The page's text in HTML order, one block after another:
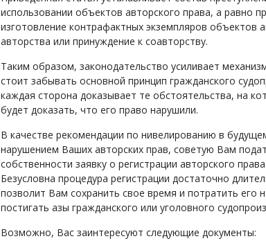
использовании объектов авторского права, а равно
изготовление контрафактных экземпляров объектов
авторства или принуждение к соавторству.
Таким образом, законодательство усиливает
стоит забывать основной принцип гражданского
каждая сторона доказывает те обстоятельства, на
будет доказать, что его право нарушили.
В качестве рекомендации по нивелированию в
нарушением Ваших авторских прав, советую Вам
собственности заявку о регистрации авторского
Безусловна процедура регистрации достаточно
позволит Вам сохранить свое время и потратить его
постигать азы гражданского или уголовного
Возможно, Вас заинтересуют следующие документы: